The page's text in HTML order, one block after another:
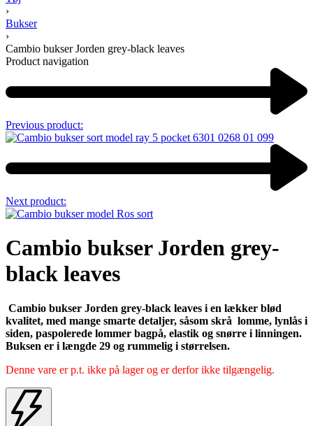
›
Bukser
›
Cambio bukser Jorden grey-black leaves
Product navigation
Previous product:
Next product:
Cambio bukser Jorden grey-
black leaves
Cambio bukser Jorden grey-black leaves i en lækker blød
kvalitet, med mange smarte detaljer, såsom skrå lomme, lynlås i
siden, paspolerede lommer bagpå, elastik og snørre i linningen.
Buksen er i længde 29 og rummelig i størrelsen.
Denne vare er p.t. ikke på lager og er derfor ikke tilgængelig.